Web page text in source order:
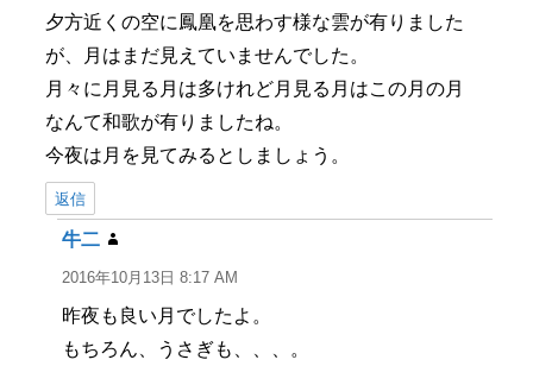
夕方近くの空に鳳凰を思わす様な雲が有りました
が、月はまだ見えていませんでした。
月々に月見る月は多けれど月見る月はこの月の月
なんて和歌が有りましたね。
今夜は月を見てみるとしましょう。
返信
牛二
り:
2016年10月13日 8:17 AM
昨夜も良い月でしたよ。
もちろん、うさぎも、、、。